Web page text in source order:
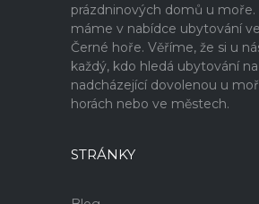
prázdninových domů u moře.
máme v nabídce ubytování
Černé hoře. Věříme, že si u
každý, kdo hledá ubytování
nadcházející dovolenou u
horách nebo ve městech.
STRÁNKY